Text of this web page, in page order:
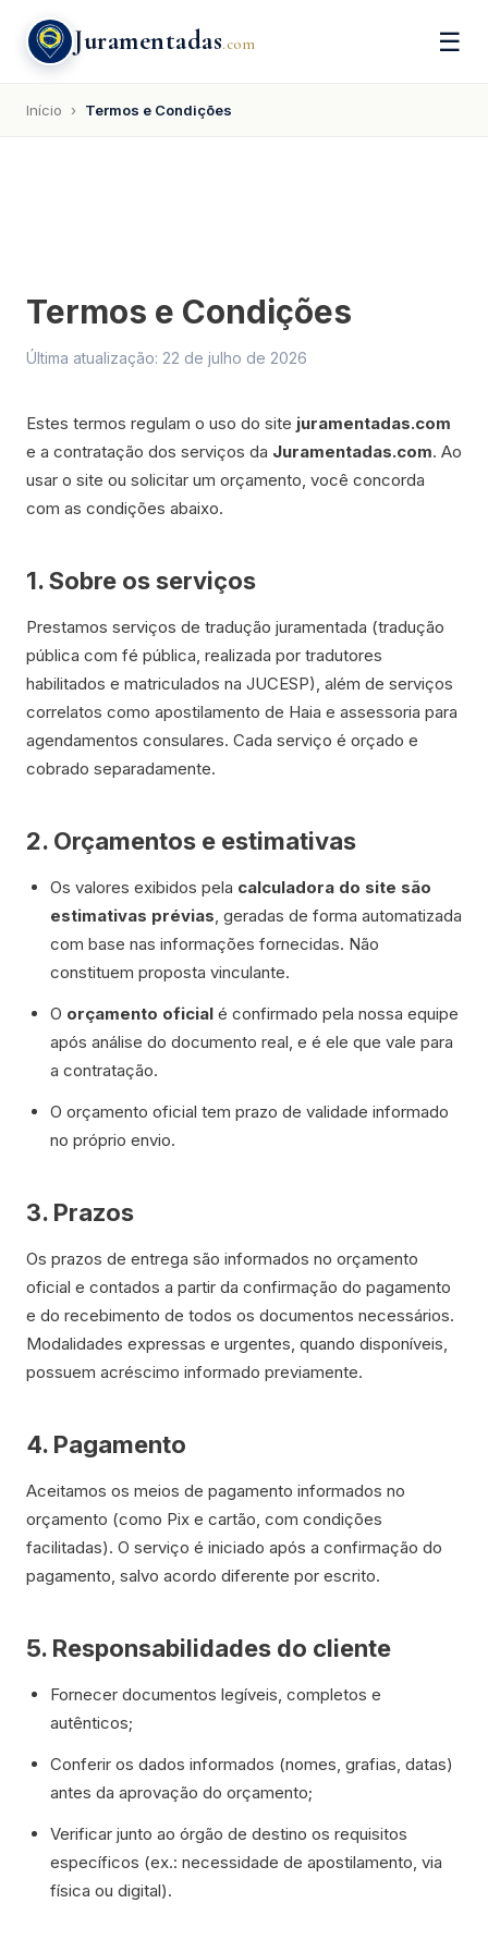
Juramentadas.com ☰
Início › Termos e Condições
Termos e Condições
Última atualização: 22 de julho de 2026
Estes termos regulam o uso do site juramentadas.com
e a contratação dos serviços da Juramentadas.com. Ao
usar o site ou solicitar um orçamento, você concorda
com as condições abaixo.
1. Sobre os serviços
Prestamos serviços de tradução juramentada (tradução
pública com fé pública, realizada por tradutores
habilitados e matriculados na JUCESP), além de serviços
correlatos como apostilamento de Haia e assessoria para
agendamentos consulares. Cada serviço é orçado e
cobrado separadamente.
2. Orçamentos e estimativas
Os valores exibidos pela calculadora do site são
estimativas prévias, geradas de forma automatizada
com base nas informações fornecidas. Não
constituem proposta vinculante.
O orçamento oficial é confirmado pela nossa equipe
após análise do documento real, e é ele que vale para
a contratação.
O orçamento oficial tem prazo de validade informado
no próprio envio.
3. Prazos
Os prazos de entrega são informados no orçamento
oficial e contados a partir da confirmação do pagamento
e do recebimento de todos os documentos necessários.
Modalidades expressas e urgentes, quando disponíveis,
possuem acréscimo informado previamente.
4. Pagamento
Aceitamos os meios de pagamento informados no
orçamento (como Pix e cartão, com condições
facilitadas). O serviço é iniciado após a confirmação do
pagamento, salvo acordo diferente por escrito.
5. Responsabilidades do cliente
Fornecer documentos legíveis, completos e
autênticos;
Conferir os dados informados (nomes, grafias, datas)
antes da aprovação do orçamento;
Verificar junto ao órgão de destino os requisitos
específicos (ex.: necessidade de apostilamento, via
física ou digital).